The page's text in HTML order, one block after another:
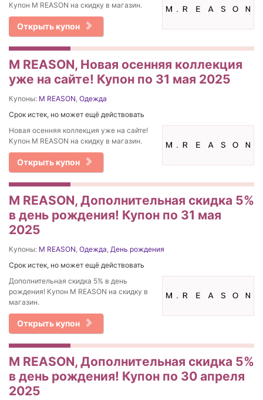
Купон M REASON на скидку в магазин.
Открыть купон
M REASON, Новая осенняя коллекция
уже на сайте! Купон по 31 мая 2025
Купоны: M REASON, Одежда
Срок истек, но может ещё действовать
Новая осенняя коллекция уже на сайте!
Купон M REASON на скидку в магазин.
Открыть купон
M REASON, Дополнительная скидка 5%
в день рождения! Купон по 31 мая
2025
Купоны: M REASON, Одежда, День рождения
Срок истек, но может ещё действовать
Дополнительная скидка 5% в день
рождения! Купон M REASON на скидку в
магазин.
Открыть купон
M REASON, Дополнительная скидка 5%
в день рождения! Купон по 30 апреля
2025